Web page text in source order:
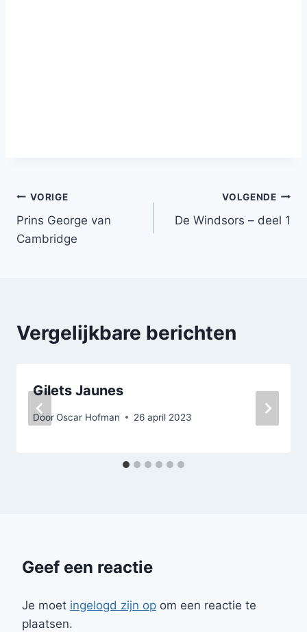
Bericht
navigatie
VORIGE
Prins George van
Cambridge
VOLGENDE
De Windsors – deel 1
Vergelijkbare berichten
Gilets Jaunes
DoorOscar Hofman 26 april 2023
Geef een reactie
Je moet ingelogd zijn op om een reactie te
plaatsen.